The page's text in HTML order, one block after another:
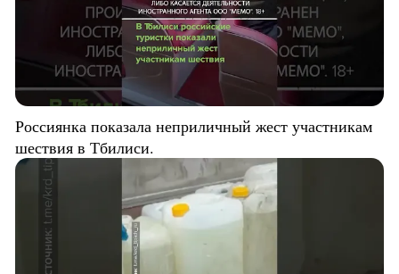
Россиянка показала неприличный жест участникам
шествия в Тбилиси.